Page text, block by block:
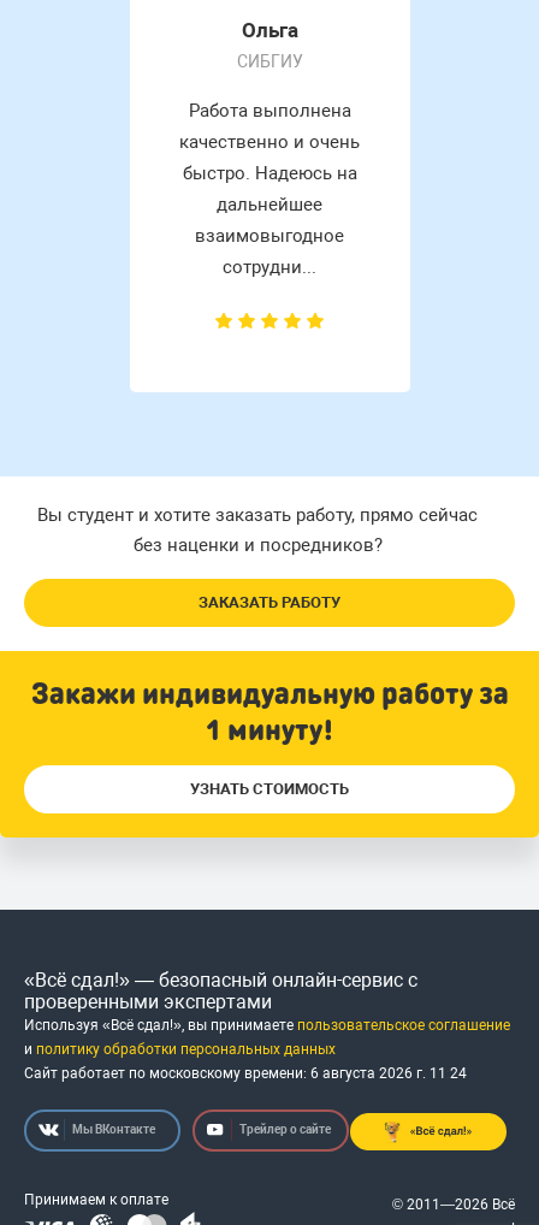
Ольга
СИБГИУ
Работа выполнена
качественно и очень
быстро. Надеюсь на
дальнейшее
взаимовыгодное
сотрудни...
Вы студент и хотите заказать работу, прямо сейчас
без наценки и посредников?
ЗАКАЗАТЬ РАБОТУ
Закажи индивидуальную работу за
1 минуту!
УЗНАТЬ СТОИМОСТЬ
«Всё сдал!» — безопасный онлайн-сервис с
проверенными экспертами
Используя «Всё сдал!», вы принимаете пользовательское соглашение
и политику обработки персональных данных
Сайт работает по московскому времени: 6 августа 2026 г. 11 24
Мы ВКонтакте Трейлер о сайте
Принимаем к оплате
© 2011—2026 Всё